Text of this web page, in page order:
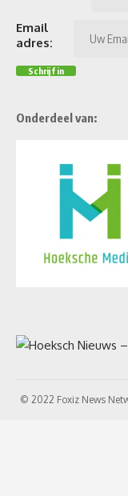
Email
adres:
Onderdeel van:
© 2022 Foxiz News